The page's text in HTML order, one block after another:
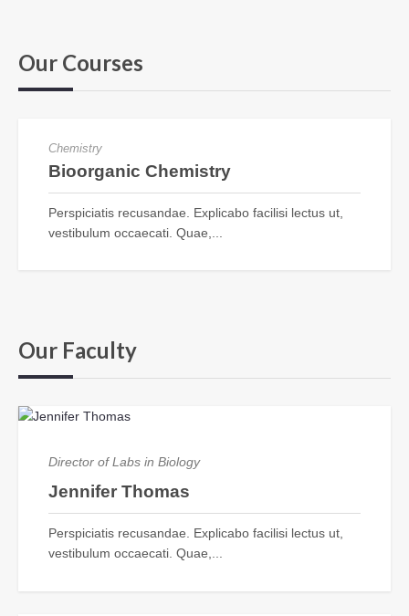
Our Courses
Chemistry
Bioorganic Chemistry
Perspiciatis recusandae. Explicabo facilisi lectus ut,
vestibulum occaecati. Quae,...
Our Faculty
Director of Labs in Biology
Jennifer Thomas
Perspiciatis recusandae. Explicabo facilisi lectus ut,
vestibulum occaecati. Quae,...